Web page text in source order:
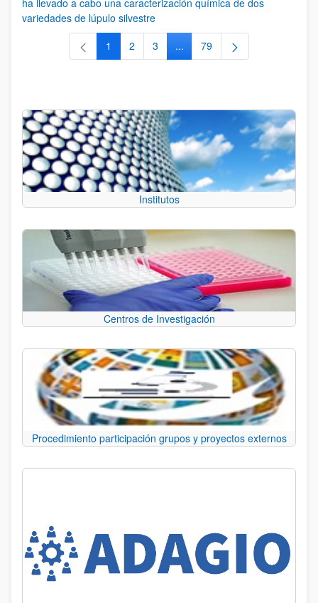
variedades de lúpulo silvestre
Página
1 Página
2 Página
3 ...Páginas intermedias Use TAB
Página
79
Institutos
Centros de Investigación
Procedimiento participación grupos y proyectos externos